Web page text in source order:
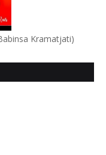
Kramatjati)